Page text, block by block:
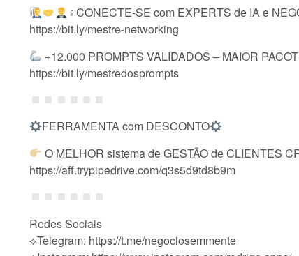
‍♀CONECTE-SE com EXPERTS de IA e
https://bit.ly/mestre-networking
+12.000 PROMPTS VALIDADOS – MAIOR
https://bit.ly/mestredosprompts
FERRAMENTA com DESCONTO
O MELHOR sistema de GESTÃO de CLIENTES
https://aff.trypipedrive.com/q3s5d9td8b9m
Redes Sociais
⟡Telegram: https://t.me/negociosemmente